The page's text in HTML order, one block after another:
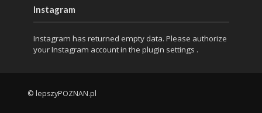
Instagram
Instagram has returned empty data. Please authorize
your Instagram account in the plugin settings .
© lepszyPOZNAN.pl